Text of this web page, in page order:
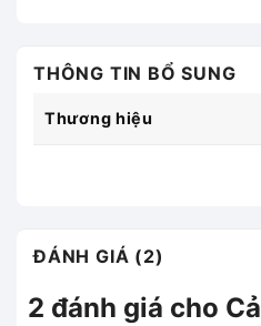
THÔNG TIN BỔ SUNG
Thương hiệu
ĐÁNH GIÁ (2)
2 đánh giá cho